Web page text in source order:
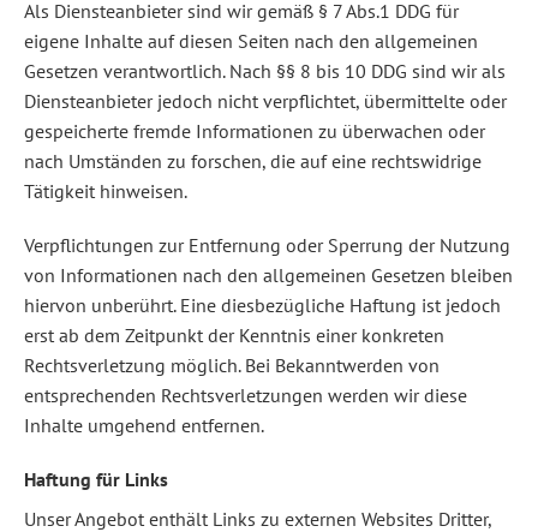
Als Diensteanbieter sind wir gemäß § 7 Abs.1 DDG für
eigene Inhalte auf diesen Seiten nach den allgemeinen
Gesetzen verantwortlich. Nach §§ 8 bis 10 DDG sind wir als
Diensteanbieter jedoch nicht verpflichtet, übermittelte oder
gespeicherte fremde Informationen zu überwachen oder
nach Umständen zu forschen, die auf eine rechtswidrige
Tätigkeit hinweisen.
Verpflichtungen zur Entfernung oder Sperrung der Nutzung
von Informationen nach den allgemeinen Gesetzen bleiben
hiervon unberührt. Eine diesbezügliche Haftung ist jedoch
erst ab dem Zeitpunkt der Kenntnis einer konkreten
Rechtsverletzung möglich. Bei Bekanntwerden von
entsprechenden Rechtsverletzungen werden wir diese
Inhalte umgehend entfernen.
Haftung für Links
Unser Angebot enthält Links zu externen Websites Dritter,